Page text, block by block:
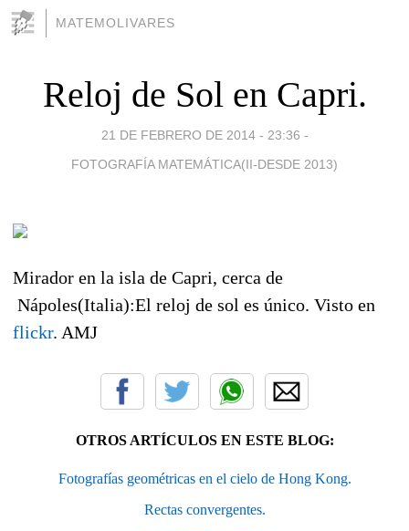
MATEMOLIVARES
Reloj de Sol en Capri.
21 DE FEBRERO DE 2014 - 23:36 -
FOTOGRAFÍA MATEMÁTICA(II-DESDE 2013)
Mirador en la isla de Capri, cerca de
Nápoles(Italia):El reloj de sol es único. Visto en
flickr. AMJ
OTROS ARTÍCULOS EN ESTE BLOG:
Fotografías geométricas en el cielo de Hong Kong.
Rectas convergentes.